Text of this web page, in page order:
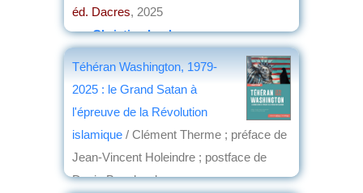
éd. Dacres, 2025
parChristian Lochon
Téhéran Washington, 1979-
2025 : le Grand Satan à
l'épreuve de la Révolution
islamique / Clément Therme ; préface de
Jean-Vincent Holeindre ; postface de
Denis Bauchard